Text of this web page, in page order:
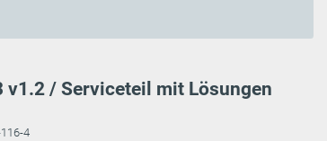
v1.2 / Serviceteil mit Lösungen
4